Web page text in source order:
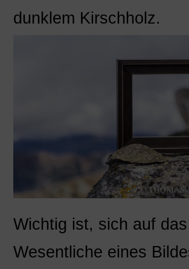
dunklem Kirschholz.
Wichtig ist, sich auf das
Wesentliche eines